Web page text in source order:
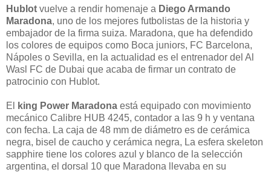
Hublot vuelve a rendir homenaje a Diego Armando
Maradona, uno de los mejores futbolistas de la historia y
embajador de la firma suiza. Maradona, que ha defendido
los colores de equipos como Boca juniors, FC Barcelona,
Nápoles o Sevilla, en la actualidad es el entrenador del Al
Wasl FC de Dubai que acaba de firmar un contrato de
patrocinio con Hublot.
El king Power Maradona está equipado con movimiento
mecánico Calibre HUB 4245, contador a las 9 h y ventana
con fecha. La caja de 48 mm de diámetro es de cerámica
negra, bisel de caucho y cerámica negra, La esfera skeleton
sapphire tiene los colores azul y blanco de la selección
argentina, el dorsal 10 que Maradona llevaba en su